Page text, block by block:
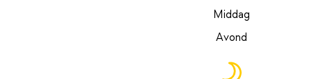
Middag
Avond